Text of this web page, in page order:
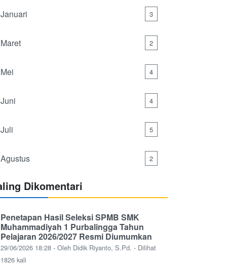
Januari 3
Maret 2
Mei 4
Juni 4
Juli 5
Agustus 2
Dikomentari
Penetapan Hasil Seleksi SPMB SMK
Muhammadiyah 1 Purbalingga Tahun
Pelajaran 2026/2027 Resmi Diumumkan
29/06/2026 18:28 - Oleh Didik Riyanto, S.Pd. - Dilihat
1826 kali